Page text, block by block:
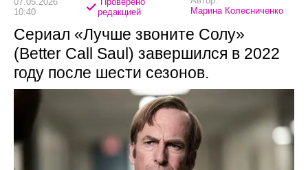
10:40
редакцией
Марина Колесниченко
Сериал «Лучше звоните Солу»
(Better Call Saul) завершился в 2022
году после шести сезонов.